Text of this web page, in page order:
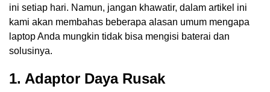
ini setiap hari. Namun, jangan khawatir, dalam artikel ini
kami akan membahas beberapa alasan umum mengapa
laptop Anda mungkin tidak bisa mengisi baterai dan
solusinya.
1. Adaptor Daya Rusak